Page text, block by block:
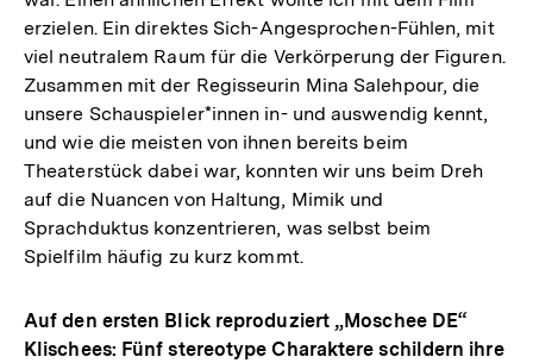
erzielen. Ein direktes Sich-Angesprochen-Fühlen, mit
viel neutralem Raum für die Verkörperung der Figuren.
Zusammen mit der Regisseurin Mina Salehpour, die
unsere Schauspieler*innen in- und auswendig kennt,
und wie die meisten von ihnen bereits beim
Theaterstück dabei war, konnten wir uns beim Dreh
auf die Nuancen von Haltung, Mimik und
Sprachduktus konzentrieren, was selbst beim
Spielfilm häufig zu kurz kommt.
Auf den ersten Blick reproduziert „Moschee DE“
Klischees: Fünf stereotype Charaktere schildern ihre